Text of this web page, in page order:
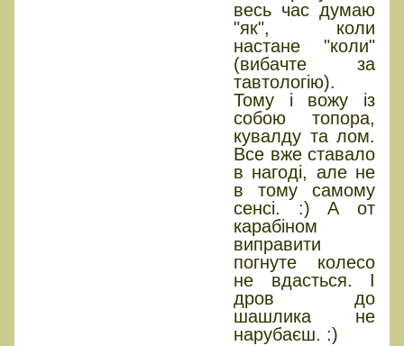
весь час думаю
"як", коли
настане "коли"
(вибачте за
тавтологію).
Тому і вожу із
собою топора,
кувалду та лом.
Все вже ставало
в нагоді, але не
в тому самому
сенсі. :) А от
карабіном
виправити
погнуте колесо
не вдасться. І
дров до
шашлика не
нарубаєш. :)